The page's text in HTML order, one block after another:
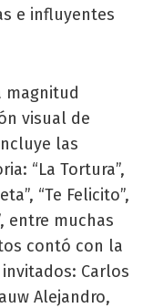
e influyentes
magnitud
visual de
las
“La Tortura”,
“Te Felicito”,
entre muchas
contó con la
Carlos
Alejandro,